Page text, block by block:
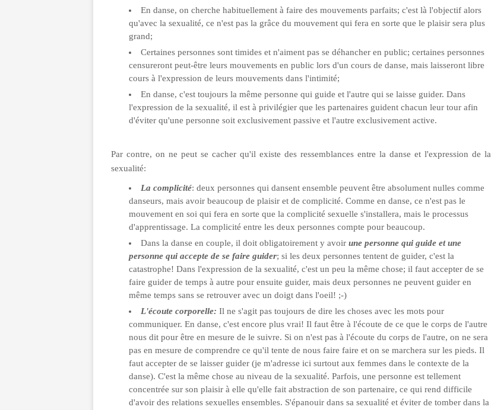
En danse, on cherche habituellement à faire des mouvements parfaits; c'est là l'objectif alors
qu'avec la sexualité, ce n'est pas la grâce du mouvement qui fera en sorte que le plaisir sera plus
grand;
Certaines personnes sont timides et n'aiment pas se déhancher en public; certaines personnes
censureront peut-être leurs mouvements en public lors d'un cours de danse, mais laisseront libre
cours à l'expression de leurs mouvements dans l'intimité;
En danse, c'est toujours la même personne qui guide et l'autre qui se laisse guider. Dans
l'expression de la sexualité, il est à privilégier que les partenaires guident chacun leur tour afin
d'éviter qu'une personne soit exclusivement passive et l'autre exclusivement active.
Par contre, on ne peut se cacher qu'il existe des ressemblances entre la danse et l'expression de la
sexualité:
La complicité: deux personnes qui dansent ensemble peuvent être absolument nulles comme
danseurs, mais avoir beaucoup de plaisir et de complicité. Comme en danse, ce n'est pas le
mouvement en soi qui fera en sorte que la complicité sexuelle s'installera, mais le processus
d'apprentissage. La complicité entre les deux personnes compte pour beaucoup.
Dans la danse en couple, il doit obligatoirement y avoir une personne qui guide et une
personne qui accepte de se faire guider; si les deux personnes tentent de guider, c'est la
catastrophe! Dans l'expression de la sexualité, c'est un peu la même chose; il faut accepter de se
faire guider de temps à autre pour ensuite guider, mais deux personnes ne peuvent guider en
même temps sans se retrouver avec un doigt dans l'oeil! ;-)
L'écoute corporelle: Il ne s'agit pas toujours de dire les choses avec les mots pour
communiquer. En danse, c'est encore plus vrai! Il faut être à l'écoute de ce que le corps de l'autre
nous dit pour être en mesure de le suivre. Si on n'est pas à l'écoute du corps de l'autre, on ne sera
pas en mesure de comprendre ce qu'il tente de nous faire faire et on se marchera sur les pieds. Il
faut accepter de se laisser guider (je m'adresse ici surtout aux femmes dans le contexte de la
danse). C'est la même chose au niveau de la sexualité. Parfois, une personne est tellement
concentrée sur son plaisir à elle qu'elle fait abstraction de son partenaire, ce qui rend difficile
d'avoir des relations sexuelles ensembles. S'épanouir dans sa sexualité et éviter de tomber dans la